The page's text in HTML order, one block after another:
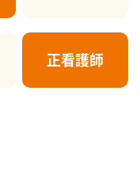
正看護師